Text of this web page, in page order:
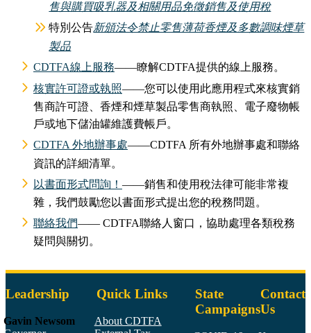
售與購買吸乳器及相關用品免徵銷售及使用稅
特別公告新頒法令禁止零售薄荷香煙及多數調味煙草
製品
CDTFA線上服務——瞭解CDTFA提供的線上服務。
核實許可證或執照——您可以使用此應用程式來核實銷
售商許可證、香煙和煙草製品零售商執照、電子廢物帳
戶或地下儲油罐維護費帳戶。
CDTFA 外地辦事處——CDTFA 所有外地辦事處和聯絡
資訊的詳細清單。
以書面形式問詢！ ——銷售和使用稅法律可能非常複
雜，我們鼓勵您以書面形式提出您的稅務問題。
聯絡我們—— CDTFA聯絡人窗口，協助處理各類稅務
疑問與關切。
Leadership
Gavin Newsom
Quick Links
About CDTFA
State
Campaigns
Contact
Us